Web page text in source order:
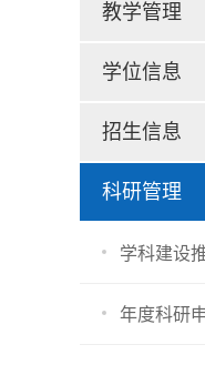
教学管理
学位信息
招生信息
科研管理
学科建设
年度科研